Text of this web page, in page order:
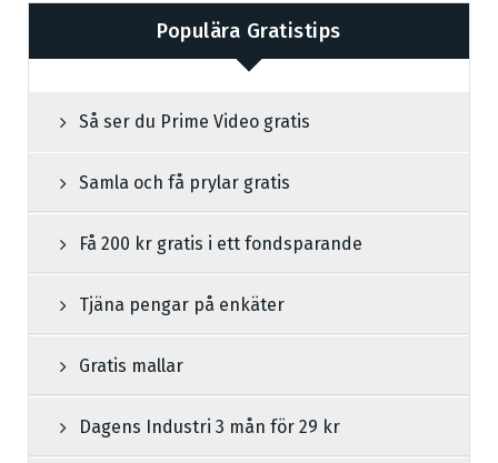
Populära Gratistips
Så ser du Prime Video gratis
Samla och få prylar gratis
Få 200 kr gratis i ett fondsparande
Tjäna pengar på enkäter
Gratis mallar
Dagens Industri 3 mån för 29 kr